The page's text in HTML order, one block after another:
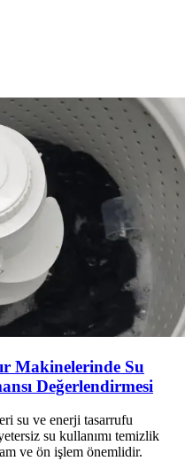
Makinelerinde Su
Değerlendirmesi
su ve enerji tasarrufu
su kullanımı temizlik
ve ön işlem önemlidir.